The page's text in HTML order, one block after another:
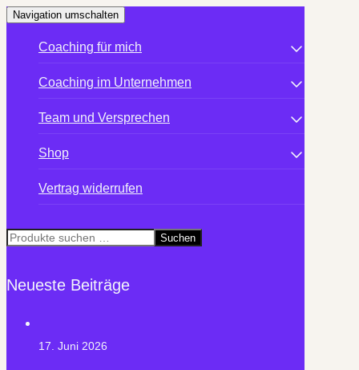
Navigation umschalten
Coaching für mich
Coaching im Unternehmen
Team und Versprechen
Shop
Vertrag widerrufen
Suchen
Suchen
Neueste Beiträge
17. Juni 2026